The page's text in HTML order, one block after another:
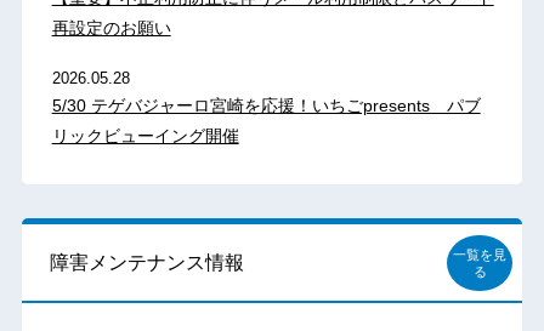
再設定のお願い
2026.05.28
5/30 テゲバジャーロ宮崎を応援！いちごpresents パブ
リックビューイング開催
障害メンテナンス情報
一覧を見
る